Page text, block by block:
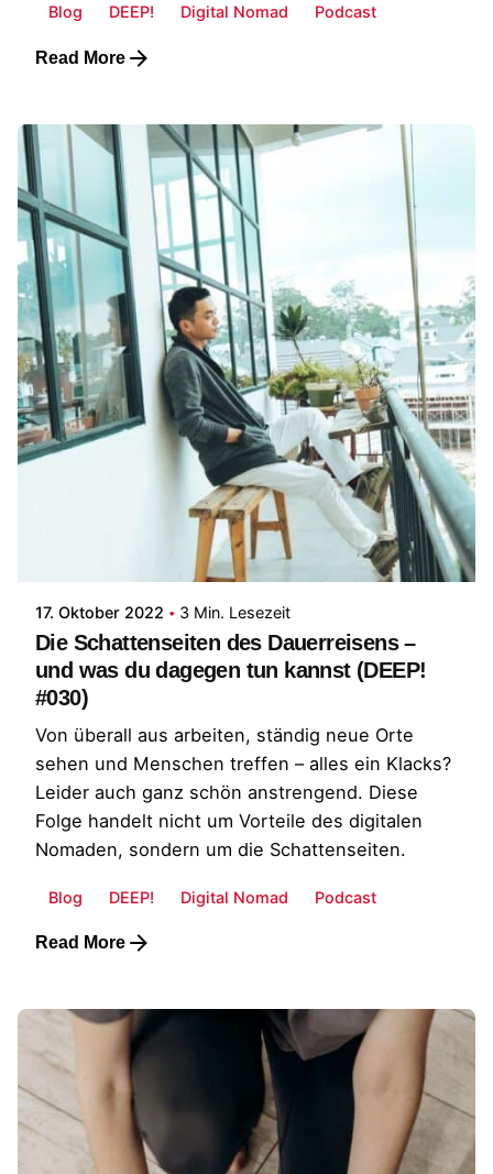
Blog DEEP! Digital Nomad Podcast
Read More
17. Oktober 2022 3 Min. Lesezeit
Die Schattenseiten des Dauerreisens –
und was du dagegen tun kannst (DEEP!
#030)
Von überall aus arbeiten, ständig neue Orte
sehen und Menschen treffen – alles ein Klacks?
Leider auch ganz schön anstrengend. Diese
Folge handelt nicht um Vorteile des digitalen
Nomaden, sondern um die Schattenseiten.
Blog DEEP! Digital Nomad Podcast
Read More